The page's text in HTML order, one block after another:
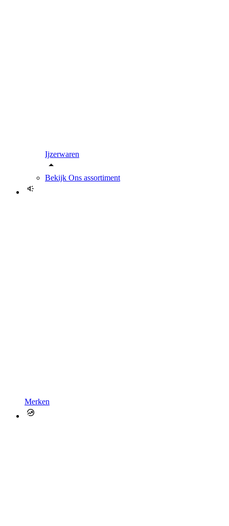
Ijzerwaren
Bekijk Ons assortiment
Merken